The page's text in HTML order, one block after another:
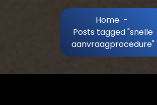
Home -
Posts tagged "snelle
aanvraagprocedure"